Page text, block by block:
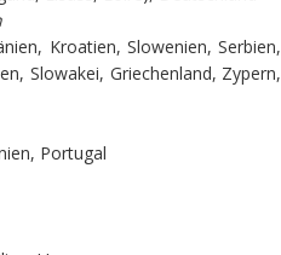
Kroatien, Slowenien, Serbien,
Slowakei, Griechenland, Zypern,
Portugal